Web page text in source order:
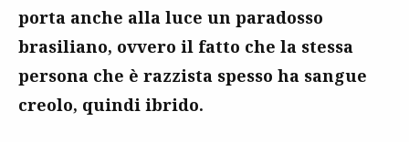
porta anche alla luce un paradosso
brasiliano, ovvero il fatto che la stessa
persona che è razzista spesso ha sangue
creolo, quindi ibrido.